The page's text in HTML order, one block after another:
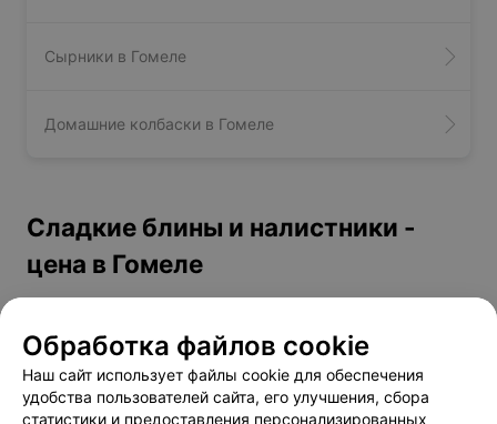
Сырники в Гомеле
Домашние колбаски в Гомеле
Сладкие блины и налистники -
цена в Гомеле
С вишней
С клубникой
от 4 руб.
С творогом и вишней
от 4 руб.
Обработка файлов cookie
Наш сайт использует файлы cookie для обеспечения
удобства пользователей сайта, его улучшения, сбора
статистики и предоставления персонализированных